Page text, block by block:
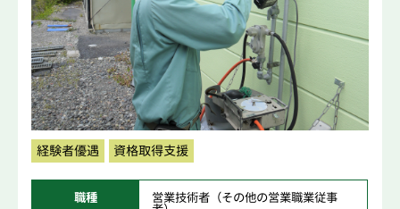
経験者優遇 資格取得支援
職種 営業技術者（その他の営業職業従事